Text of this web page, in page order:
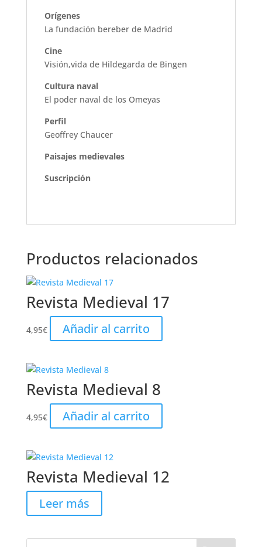
Orígenes
La fundación bereber de Madrid
Cine
Visión,vida de Hildegarda de Bingen
Cultura naval
El poder naval de los Omeyas
Perfil
Geoffrey Chaucer
Paisajes medievales
Suscripción
Productos relacionados
Revista Medieval 17
4,95€ Añadir al carrito
Revista Medieval 8
4,95€ Añadir al carrito
Revista Medieval 12
Leer más